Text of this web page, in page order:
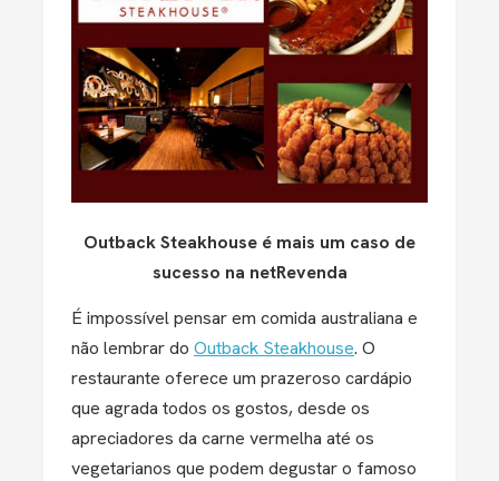
Outback Steakhouse é mais um caso de
sucesso na netRevenda
É impossível pensar em comida australiana e
não lembrar do Outback Steakhouse. O
restaurante oferece um prazeroso cardápio
que agrada todos os gostos, desde os
apreciadores da carne vermelha até os
vegetarianos que podem degustar o famoso